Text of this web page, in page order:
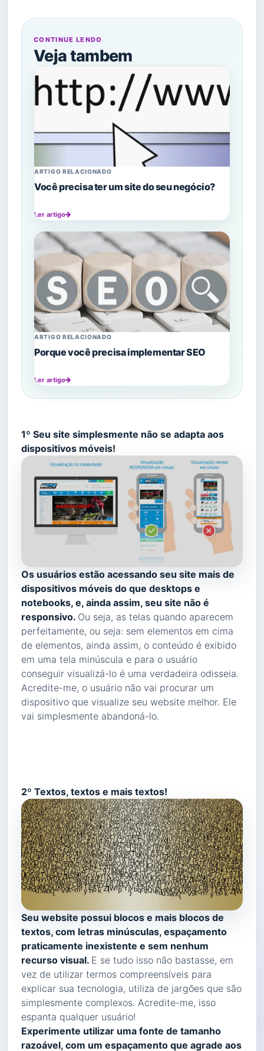
CONTINUE LENDO
Veja tambem
ARTIGO RELACIONADO
Você precisa ter um site do seu negócio?
Ler artigo
ARTIGO RELACIONADO
Porque você precisa implementar SEO
Ler artigo
1º Seu site simplesmente não se adapta aos
dispositivos móveis!
Os usuários estão acessando seu site mais de
dispositivos móveis do que desktops e
notebooks, e, ainda assim, seu site não é
responsivo. Ou seja, as telas quando aparecem
perfeitamente, ou seja: sem elementos em cima
de elementos, ainda assim, o conteúdo é exibido
em uma tela minúscula e para o usuário
conseguir visualizá-lo é uma verdadeira odisseia.
Acredite-me, o usuário não vai procurar um
dispositivo que visualize seu website melhor. Ele
vai simplesmente abandoná-lo.
2º Textos, textos e mais textos!
Seu website possui blocos e mais blocos de
textos, com letras minúsculas, espaçamento
praticamente inexistente e sem nenhum
recurso visual. E se tudo isso não bastasse, em
vez de utilizar termos compreensíveis para
explicar sua tecnologia, utiliza de jargões que são
simplesmente complexos. Acredite-me, isso
espanta qualquer usuário!
Experimente utilizar uma fonte de tamanho
razoável, com um espaçamento que agrade aos